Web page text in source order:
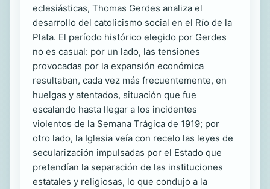
eclesiásticas, Thomas Gerdes analiza el
desarrollo del catolicismo social en el Río de la
Plata. El período histórico elegido por Gerdes
no es casual: por un lado, las tensiones
provocadas por la expansión económica
resultaban, cada vez más frecuentemente, en
huelgas y atentados, situación que fue
escalando hasta llegar a los incidentes
violentos de la Semana Trágica de 1919; por
otro lado, la Iglesia veía con recelo las leyes de
secularización impulsadas por el Estado que
pretendían la separación de las instituciones
estatales y religiosas, lo que condujo a la